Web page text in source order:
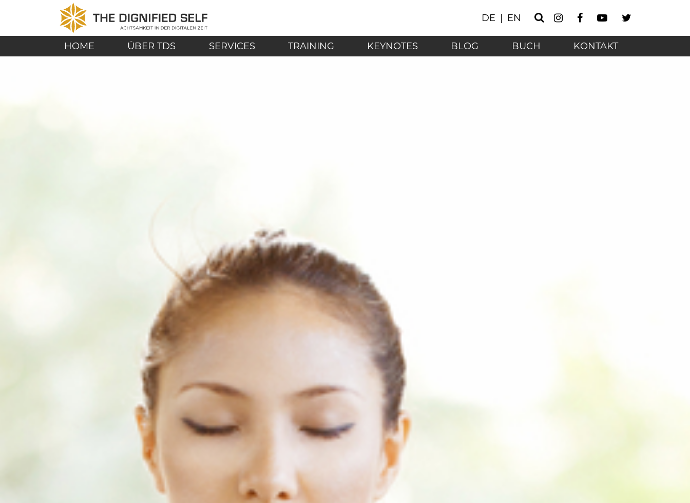
Zum Inhalt springen
THE DIGNIFIED SELF - Achtsamkeit in der digitalen Zeit -
DE EN SucheInstagram
FacebookYoutube
KOMMENTARNAVIGATION
HOME ÜBER TDS SERVICES TRAINING KEYNOTES BLOG BUCH KONTAKT